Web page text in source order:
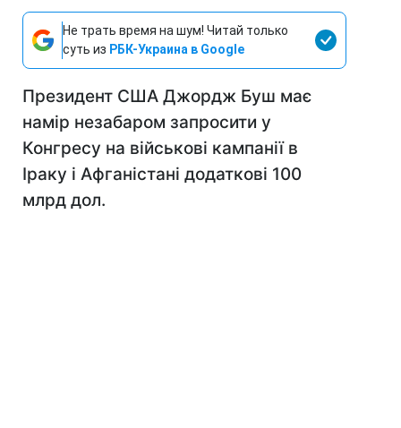
Не трать время на шум! Читай только
суть из РБК-Украина в Google
Президент США Джордж Буш має
намір незабаром запросити у
Конгресу на військові кампанії в
Іраку і Афганістані додаткові 100
млрд дол.